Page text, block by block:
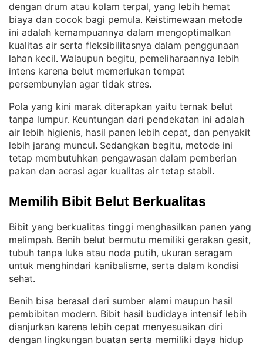
dengan drum atau kolam terpal, yang lebih hemat
biaya dan cocok bagi pemula. Keistimewaan metode
ini adalah kemampuannya dalam mengoptimalkan
kualitas air serta fleksibilitasnya dalam penggunaan
lahan kecil. Walaupun begitu, pemeliharaannya lebih
intens karena belut memerlukan tempat
persembunyian agar tidak stres.
Pola yang kini marak diterapkan yaitu ternak belut
tanpa lumpur. Keuntungan dari pendekatan ini adalah
air lebih higienis, hasil panen lebih cepat, dan penyakit
lebih jarang muncul. Sedangkan begitu, metode ini
tetap membutuhkan pengawasan dalam pemberian
pakan dan aerasi agar kualitas air tetap stabil.
Memilih Bibit Belut Berkualitas
Bibit yang berkualitas tinggi menghasilkan panen yang
melimpah. Benih belut bermutu memiliki gerakan gesit,
tubuh tanpa luka atau noda putih, ukuran seragam
untuk menghindari kanibalisme, serta dalam kondisi
sehat.
Benih bisa berasal dari sumber alami maupun hasil
pembibitan modern. Bibit hasil budidaya intensif lebih
dianjurkan karena lebih cepat menyesuaikan diri
dengan lingkungan buatan serta memiliki daya hidup